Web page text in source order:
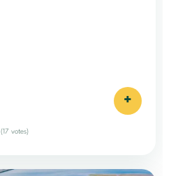
+
(17 votes)